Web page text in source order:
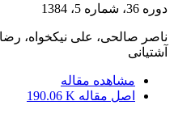
دوره 36، شماره 5، 1384
ناصر صالحی، علی نیکخواه،
آشتیانی
مشاهده مقاله
اصل مقاله 190.06 K